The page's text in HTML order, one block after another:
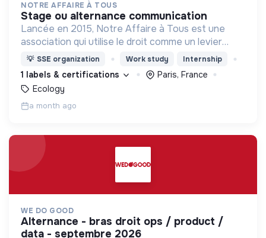
NOTRE AFFAIRE À TOUS
stage ou alternance communication
Lancée en 2015, Notre Affaire à Tous est une
association qui utilise le droit comme un levier
stratégique de lutte contre la triple crise
environnementale - climat, biodiversité, pollution.
💡 SSE organization Work study Internship
1 labels & certifications
Paris, France
Ecology
a month ago
WE DO GOOD
alternance - bras droit ops / product /
data - septembre 2026